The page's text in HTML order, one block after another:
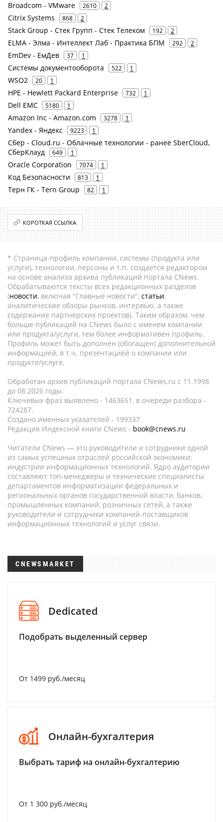
Broadcom - VMware 2610 2
Citrix Systems 868 2
Stack Group - Стек Групп - Стек Телеком 192 2
ELMA - Элма - Интеллект Лаб - Практика БПМ 292 2
EmDev - ЕмДев 37 1
Системы документооборота 522 1
WSO2 20 1
HPE - Hewlett Packard Enterprise 732 1
Dell EMC 5180 1
Amazon Inc - Amazon.com 3278 1
Yandex - Яндекс 9223 1
Сбер - Cloud.ru - Облачные технологии - ранее SberCloud,
СберКлауд
649 1
Oracle Corporation 7074 1
Код Безопасности 813 1
Терн ГК - Tern Group 82 1
КОРОТКАЯ ССЫЛКА
* Страница-профиль компании, системы (продукта или
услуги), технологии, персоны и т.п. создается редактором
на основе анализа архива публикаций портала CNews.
Обрабатываются тексты всех редакционных разделов
(новости, включая "Главные новости", статьи,
аналитические обзоры рынков, интервью, а также
содержание партнёрских проектов). Таким образом, чем
больше публикаций на CNews было с именем компании
или продукта/услуги, тем более информативен профиль.
Профиль может быть дополнен (обогащен) дополнительной
информацией, в т.ч. презентацией о компании или
продукте/услуге.
Обработан архив публикаций портала CNews.ru c 11.1998
до 08.2026 годы.
Ключевых фраз выявлено - 1463651, в очереди разбора -
724287.
Создано именных указателей - 199337.
Редакция Индексной книги CNews - book@cnews.ru
Читатели CNews — это руководители и сотрудники одной
из самых успешных отраслей российской экономики:
индустрии информационных технологий. Ядро аудитории
составляют топ-менеджеры и технические специалисты
департаментов информатизации федеральных и
региональных органов государственной власти, банков,
промышленных компаний, розничных сетей, а также
руководители и сотрудники компаний-поставщиков
информационных технологий и услуг связи.
CNEWSMARKET
Dedicated
Подобрать выделенный сервер
От 1499 руб./месяц
Онлайн-бухгалтерия
Выбрать тариф на онлайн-бухгалтерию
От 1 300 руб./месяц